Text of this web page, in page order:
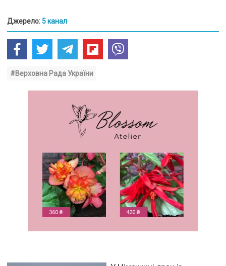
Джерело:5 канал
#Верховна Рада України